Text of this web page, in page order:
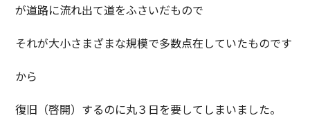
が道路に流れ出て道をふさいだもので
それが大小さまざまな規模で多数点在していたものです
から
復旧（啓開）するのに丸３日を要してしまいました。